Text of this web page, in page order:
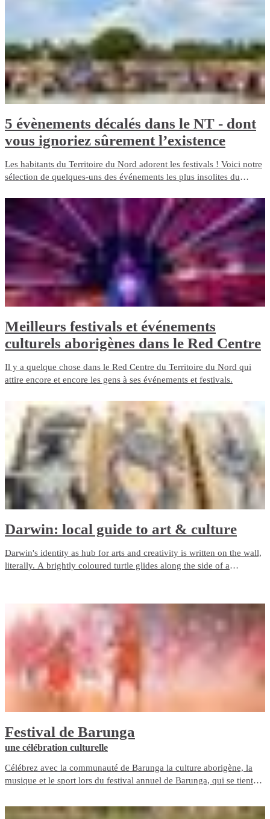
5 évènements décalés dans le NT - dont
vous ignoriez sûrement l’existence
Les habitants du Territoire du Nord adorent les festivals ! Voici notre
sélection de quelques-uns des événements les plus insolites du
Meilleurs festivals et événements
culturels aborigènes dans le Red Centre
Il y a quelque chose dans le Red Centre du Territoire du Nord qui
attire encore et encore les gens à ses événements et festivals.
Darwin: local guide to art & culture
Darwin's identity as hub for arts and creativity is written on the wall,
literally. A brightly coloured turtle glides along the side of a
laneway.
Festival de Barunga
une célébration culturelle
Célébrez avec la communauté de Barunga la culture aborigène, la
musique et le sport lors du festival annuel de Barunga, qui se tient